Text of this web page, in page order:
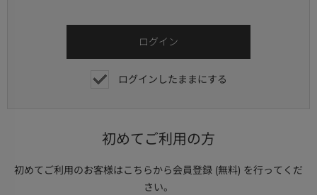
ログインしたままにする
初めてご利用の方
初めてご利用のお客様はこちらから会員登録 (無料) を行ってくだ
さい。